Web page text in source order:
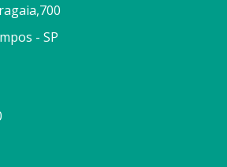
- SP